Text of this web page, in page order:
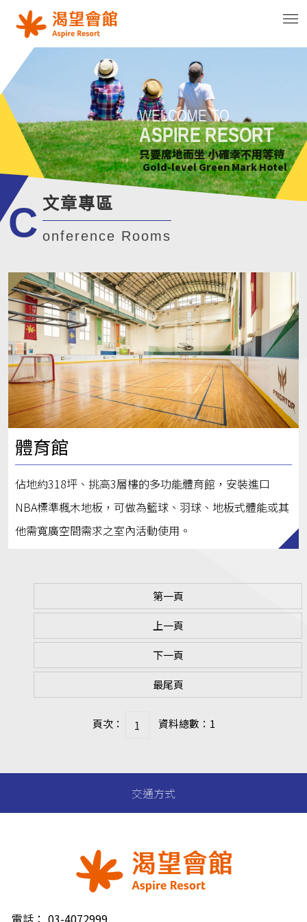
WELCOME TO
ASPIRE RESORT
花正開 樹輕曳 你聽見了嗎?
Gold-level Green Mark Hotel
WELCOME TO
ASPIRE RESORT
只要席地而坐 小確幸不用等待
Gold-level Green Mark Hotel
WELCOME TO
ASPIRE RESORT
綠意萌動迎朝曦
Gold-level Green Mark Hotel
WELCOME TO
ASPIRE RESORT
花正開 樹輕曳 你聽見了嗎?
Gold-level Green Mark Hotel
文章專區
C onference Rooms
體育館
佔地約318坪、挑高3層樓的多功能體育館，安裝進口
NBA標準楓木地板，可做為籃球、羽球、地板式體能或其
他需寬廣空間需求之室內活動使用。
第一頁
上一頁
下一頁
最尾頁
頁次： 資料總數：1
交通方式
電話： 03-4072999